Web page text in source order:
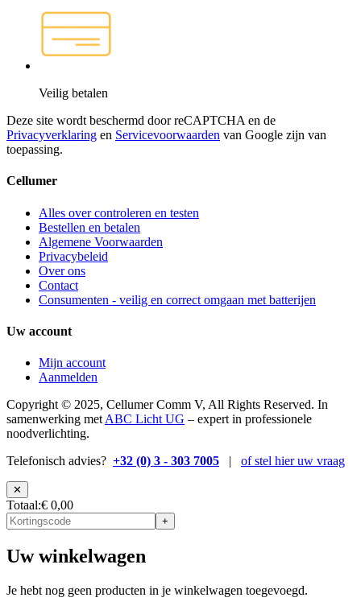
Veilig betalen
Deze site wordt beschermd door reCAPTCHA en de
Privacyverklaring en Servicevoorwaarden van Google zijn van
toepassing.
Cellumer
Alles over controleren en testen
Bestellen en betalen
Algemene Voorwaarden
Privacybeleid
Over ons
Contact
Consumenten - veilig en correct omgaan met batterijen
Uw account
Mijn account
Aanmelden
Copyright © 2025, Cellumer Comm V, All Rights Reserved. In
samenwerking met ABC Licht UG – expert in professionele
noodverlichting.
Telefonisch advies? +32 (0) 3 - 303 7005 | of stel hier uw vraag
✕
Totaal:€ 0,00
+
Uw winkelwagen
Je hebt nog geen producten in je winkelwagen toegevoegd.